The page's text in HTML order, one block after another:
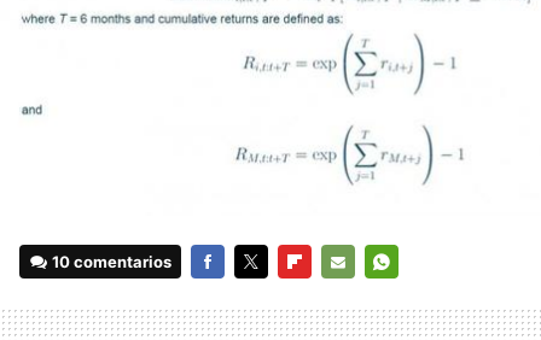
10 comentarios
MAIL